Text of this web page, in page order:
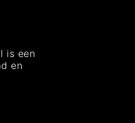
is een
en